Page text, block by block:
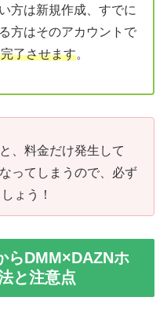
方は新規作成、すでに
方はそのアカウントで
了させます。
、料金だけ発生して
ってしまうので、必ず
ょう！
らDMM×DAZNホ
と注意点